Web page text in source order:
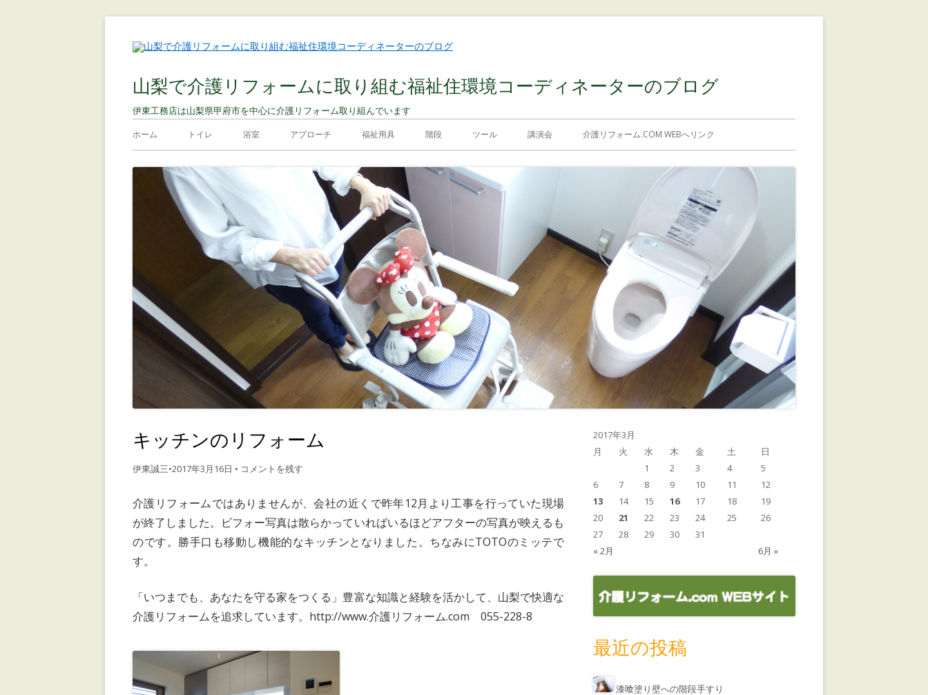
山梨で介護リフォームに取り組む福祉住環境コーディネーターのブログ
伊東工務店は山梨県甲府市を中心に介護リフォーム取り組んでいます
ホーム トイレ 浴室 アプローチ 福祉用具 階段 ツール 講演会 介護リフォーム.COM WEBへリンク
キッチンのリフォーム
伊東誠三•2017年3月16日 • コメントを残す
介護リフォームではありませんが、会社の近くで昨年12月より工事を行っていた現場
が終了しました。ビフォー写真は散らかっていればいるほどアフターの写真が映えるも
のです。勝手口も移動し機能的なキッチンとなりました。ちなみにTOTOのミッテで
す。
「いつまでも、あなたを守る家をつくる」豊富な知識と経験を活かして、山梨で快適な
介護リフォームを追求しています。http://www.介護リフォーム.com 055-228-8
2017年3月
月
火 水 木 金 土 日
« 2月 6月 »
1 2 3 4
5
6
7 8 9 10 11
12
13
14 15 16 17 18
19
20
21 22 23 24 25
26
27
28 29 30 31
最近の投稿
漆喰塗り壁への階段手すり